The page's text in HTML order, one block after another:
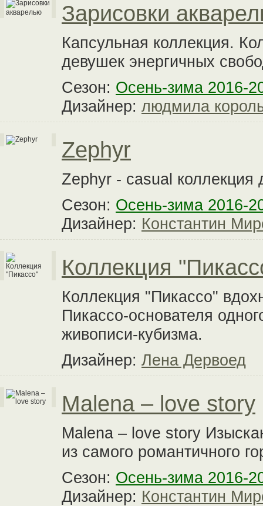
Зарисовки
Капсульная коллекция.
девушек энергичных
Сезон: Осень-зима 2016-
Дизайнер: людмила
Zephyr
Zephyr - casual
Сезон: Осень-зима 2016-
Дизайнер: Константин
Коллекция
Коллекция "Пикассо"
Пикассо-основателя
живописи-кубизма.
Дизайнер: Лена Дервоед
Malena – love story
Malena – love story
из самого романтичного
Сезон: Осень-зима 2016-
Дизайнер: Константин